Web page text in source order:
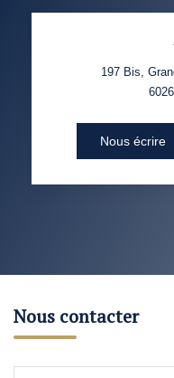
197 Bis,
Nous écrire
Nous contacter